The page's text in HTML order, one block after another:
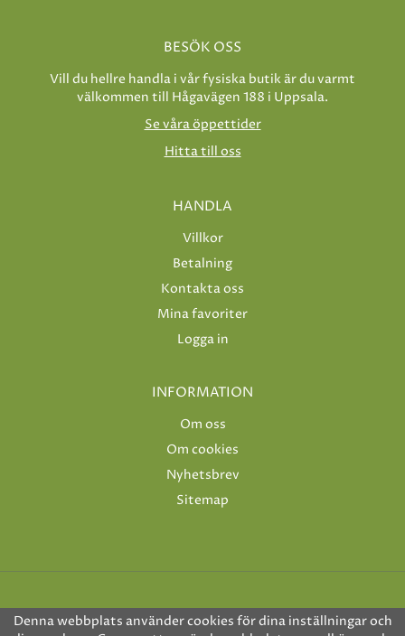
BESÖK OSS
Vill du hellre handla i vår fysiska butik är du varmt
välkommen till Hågavägen 188 i Uppsala.
Se våra öppettider
Hitta till oss
HANDLA
Villkor
Betalning
Kontakta oss
Mina favoriter
Logga in
INFORMATION
Om oss
Om cookies
Nyhetsbrev
Sitemap
Denna webbplats använder cookies för dina inställningar och